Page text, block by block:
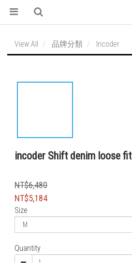
View All 品牌分類 Incoder
incoder Shift denim loose fit
NT$6,480
NT$5,184
Size
Quantity